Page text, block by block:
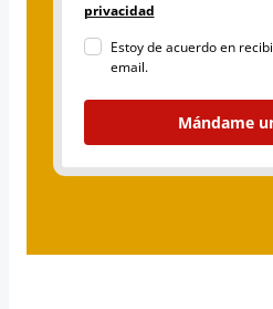
privacidad
Estoy de acuerdo en
email.
Mándame